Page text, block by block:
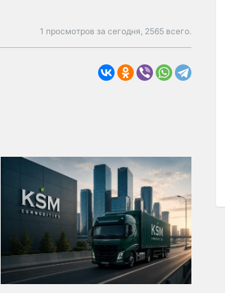
1 просмотров за сегодня, 2565 всего.